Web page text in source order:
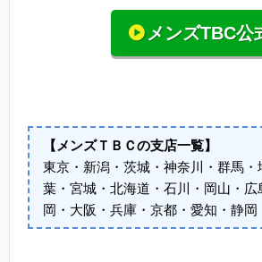
メンズTBC公
【メンズＴＢＣの支店一覧】
東京・新潟・茨城・神奈川・群馬
葉・宮城・北海道・石川・岡山・広
岡・大阪・兵庫・京都・愛知・静岡